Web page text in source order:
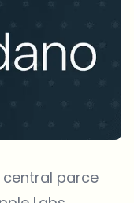
central parce